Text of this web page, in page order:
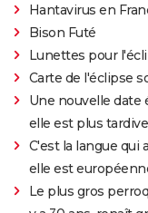
Hantavirus en
Bison Futé
Lunettes pour
Carte de l'éclipse
Une nouvelle date
elle est plus
C'est la langue qui
elle est
Le plus gros